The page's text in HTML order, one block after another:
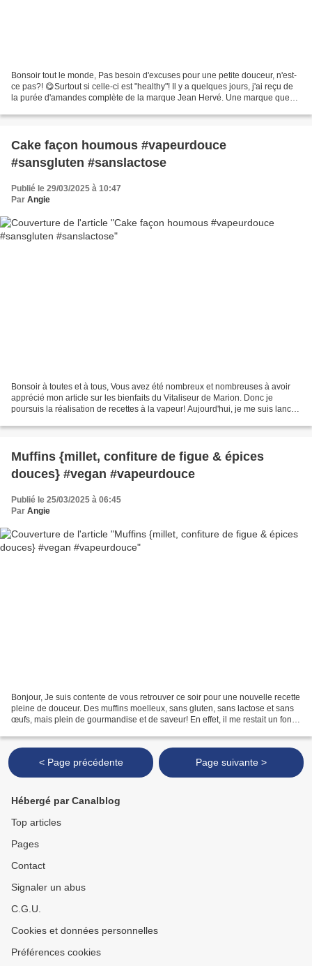
Bonsoir tout le monde, Pas besoin d'excuses pour une petite douceur, n'est-
ce pas?! 😋Surtout si celle-ci est "healthy"! Il y a quelques jours, j'ai reçu de
la purée d'amandes complète de la marque Jean Hervé. Une marque que
Cake façon houmous #vapeurdouce
#sansgluten #sanslactose
Publié le 29/03/2025 à 10:47
Par Angie
Bonsoir à toutes et à tous, Vous avez été nombreux et nombreuses à avoir
apprécié mon article sur les bienfaits du Vitaliseur de Marion. Donc je
poursuis la réalisation de recettes à la vapeur! Aujourd'hui, je me suis lancée
Muffins {millet, confiture de figue & épices
douces} #vegan #vapeurdouce
Publié le 25/03/2025 à 06:45
Par Angie
Bonjour, Je suis contente de vous retrouver ce soir pour une nouvelle recette
pleine de douceur. Des muffins moelleux, sans gluten, sans lactose et sans
œufs, mais plein de gourmandise et de saveur! En effet, il me restait un fond
< Page précédente Page suivante >
Hébergé par Canalblog
Top articles
Pages
Contact
Signaler un abus
C.G.U.
Cookies et données personnelles
Préférences cookies